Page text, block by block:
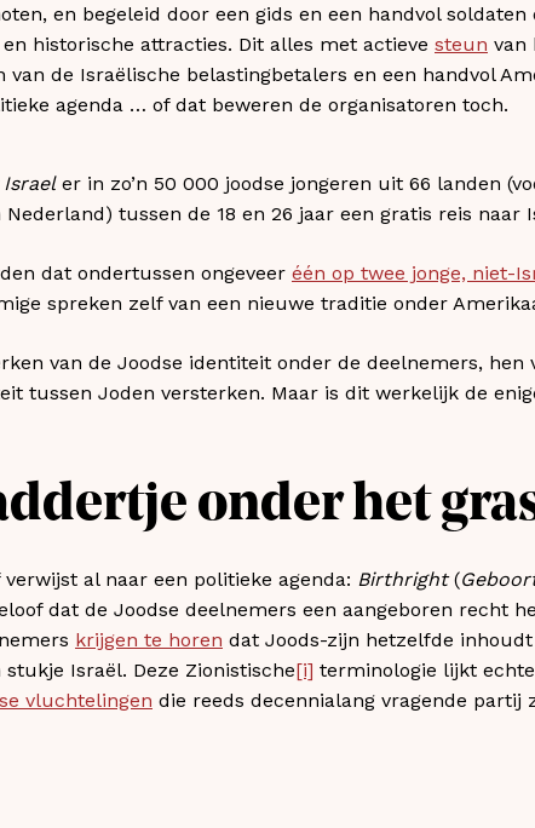
en begeleid door een gids en een handvol
historische attracties. Dit alles met actieve steun van
van de Israëlische belastingbetalers en een handvol
agenda … of dat beweren de organisatoren toch.
er in zo’n 50 000 joodse jongeren uit 66 landen
tussen de 18 en 26 jaar een gratis reis naar
dat ondertussen ongeveer één op twee jonge, niet-
spreken zelf van een nieuwe traditie onder
van de Joodse identiteit onder de deelnemers,
tussen Joden versterken. Maar is dit werkelijk de
onder het
al naar een politieke agenda: Birthright(
dat de Joodse deelnemers een aangeboren recht
krijgen te horen dat Joods-zijn hetzelfde
Israël. Deze Zionistische[i] terminologie lijkt
vluchtelingen die reeds decennialang vragende partij